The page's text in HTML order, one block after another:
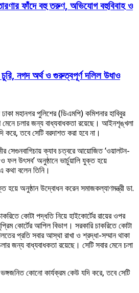
ফাঁদে বহু তরুণ, অভিযোগ বহুবিবাহ ও
নগদ অর্থ ও গুরুত্বপূর্ণ দলিল উধাও
মহানগর পুলিশের (ডিএমপি) কমিশনার হাবিবুর
চলার জন্য বাধ্যবাধকতা রয়েছে। আইনশৃঙ্খলা
তবে সেটি বরদাশত করা হবে না।
সেগুনবাগিচায় ক্যাব চত্বরে আয়োজিত ‘ওয়ালটন-
ফল উৎসব’ অনুষ্ঠানে ভার্চুয়ালি যুক্ত হয়ে
কথা বলেন তিনি।
হয়ে অনুষ্ঠান উদ্বোধন করেন সমাজকল্যাণমন্ত্রী ডা.
কোটা পদ্ধতি নিয়ে হাইকোর্টের রায়ের ওপর
কোর্টের আপিল বিভাগ। সরকারি চাকরিতে কোটা
প্রতি সবার আস্থা রাখা ও শ্রদ্ধা-সম্মান থাকা
জন্য বাধ্যবাধকতা রয়েছে। সেটি সবার মেনে চলা
কোনো কার্যক্রম কেউ যদি করে, তবে সেটি